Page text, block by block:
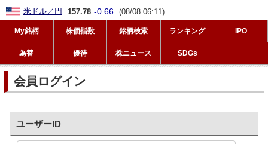
米ドル／円
157.78 -0.66 (08/08 06:11)
My銘柄 株価指数 銘柄検索 ランキング IPO
為替 優待 株ニュース SDGs
会員ログイン
ユーザーID